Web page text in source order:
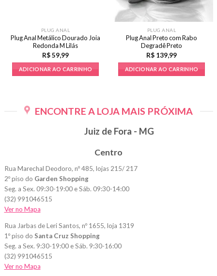
PLUG ANAL
Plug Anal Metálico Dourado Joia
Redonda M Lilás
R$59,99
ADICIONAR AO CARRINHO
PLUG ANAL
Plug Anal Preto com Rabo
Degradê Preto
R$ 139,99
ADICIONAR AO CARRINHO
ENCONTRE A LOJA MAIS PRÓXIMA
Juiz de Fora - MG
Centro
Rua Marechal Deodoro, nº 485, lojas 215/ 217
2º piso do Garden Shopping
Seg. a Sex. 09:30-19:00 e Sáb. 09:30-14:00
(32) 991046515
Ver no Mapa
Rua Jarbas de Leri Santos, nº 1655, loja 1319
1º piso do Santa Cruz Shopping
Seg. a Sex. 9:30-19:00 e Sáb. 9:30-16:00
(32) 991046515
Ver no Mapa